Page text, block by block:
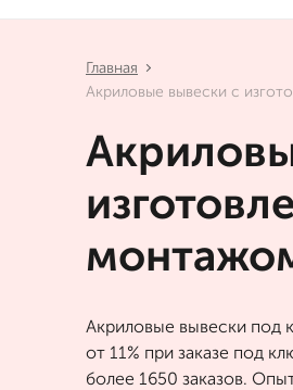
Главная
Акриловые вывески с
Акриловые вывески под
от 11% при заказе под
более 1650 заказов.